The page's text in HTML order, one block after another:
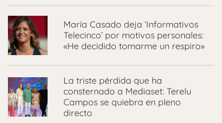
María Casado deja ‘Informativos
Telecinco’ por motivos personales:
«He decidido tomarme un respiro»
La triste pérdida que ha
consternado a Mediaset: Terelu
Campos se quiebra en pleno
directo